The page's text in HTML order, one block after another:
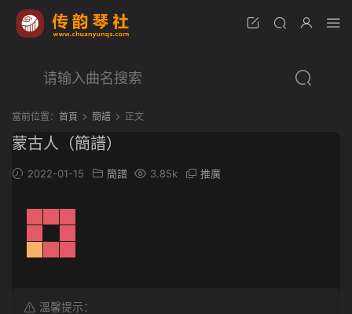
當前位置： 首頁 簡譜 正文
蒙古人（簡譜）
2022-01-15 簡譜 3.85k 推廣
溫馨提示：